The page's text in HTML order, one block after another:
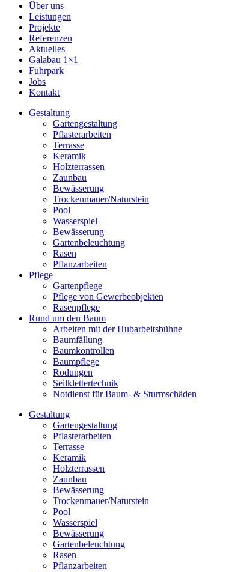
Über uns
Leistungen
Projekte
Referenzen
Aktuelles
Galabau 1×1
Fuhrpark
Jobs
Kontakt
Gestaltung
Gartengestaltung
Pflasterarbeiten
Terrasse
Keramik
Holzterrassen
Zaunbau
Bewässerung
Trockenmauer/Naturstein
Pool
Wasserspiel
Bewässerung
Gartenbeleuchtung
Rasen
Pflanzarbeiten
Pflege
Gartenpflege
Pflege von Gewerbeobjekten
Rasenpflege
Rund um den Baum
Arbeiten mit der Hubarbeitsbühne
Baumfällung
Baumkontrollen
Baumpflege
Rodungen
Seilklettertechnik
Notdienst für Baum- & Sturmschäden
Gestaltung
Gartengestaltung
Pflasterarbeiten
Terrasse
Keramik
Holzterrassen
Zaunbau
Bewässerung
Trockenmauer/Naturstein
Pool
Wasserspiel
Bewässerung
Gartenbeleuchtung
Rasen
Pflanzarbeiten